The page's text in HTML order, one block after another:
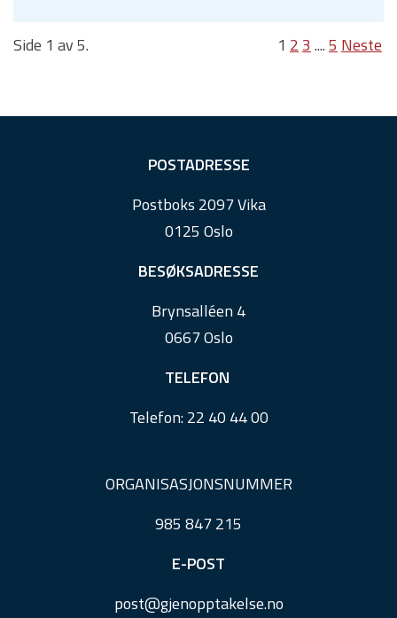
Side 1 av 5. 1 23 ....5 Neste
POSTADRESSE
Postboks 2097 Vika
0125 Oslo
BESØKSADRESSE
Brynsalléen 4
0667 Oslo
TELEFON
Telefon:22 40 44 00
ORGANISASJONSNUMMER
985 847 215
E-POST
post@gjenopptakelse.no